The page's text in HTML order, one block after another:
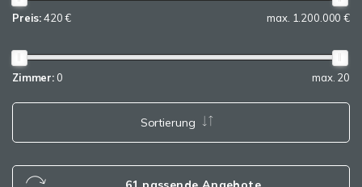
Preis:420 € max. 1.200.000 €
Zimmer: 0 max. 20
Sortierung